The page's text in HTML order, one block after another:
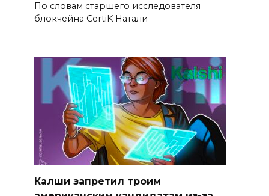
По словам старшего исследователя
блокчейна CertiK Натали
Калши запретил троим